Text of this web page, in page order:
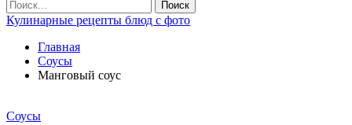
Кулинарные рецепты блюд с фото
Главная
Соусы
Манговый соус
Соусы